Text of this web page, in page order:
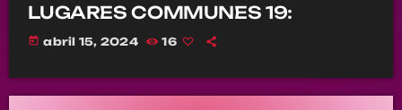
LUGARES COMMUNES 19:
today abril 15, 2024 16